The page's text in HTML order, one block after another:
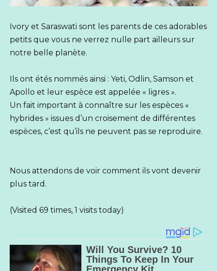
Ivory et Saraswati sont les parents de ces adorables
petits que vous ne verrez nulle part ailleurs sur
notre belle planète.
Ils ont étés nommés ainsi : Yeti, Odlin, Samson et
Apollo et leur espèce est appelée « ligres ».
Un fait important à connaître sur les espèces «
hybrides » issues d’un croisement de différentes
espèces, c’est qu’ils ne peuvent pas se reproduire.
Nous attendons de voir comment ils vont devenir
plus tard.
(Visited 69 times, 1 visits today)